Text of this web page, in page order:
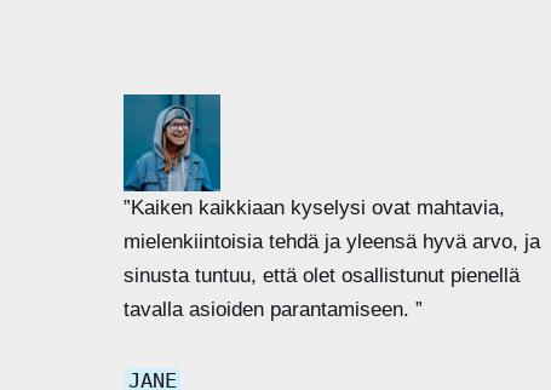
”Kaiken kaikkiaan kyselysi ovat mahtavia,
mielenkiintoisia tehdä ja yleensä hyvä arvo, ja
sinusta tuntuu, että olet osallistunut pienellä
tavalla asioiden parantamiseen. ”
JANE